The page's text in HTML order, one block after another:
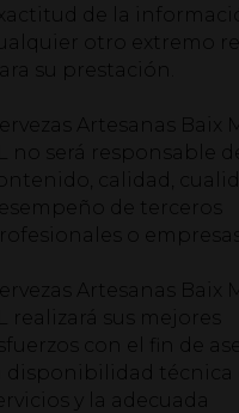
de la
otro extremo
su prestación.
Artesanas Baix
no será responsable
calidad,
de terceros
o empresas.
Artesanas Baix
realizará sus mejores
con el fin de
disponibilidad técnica
y la adecuada